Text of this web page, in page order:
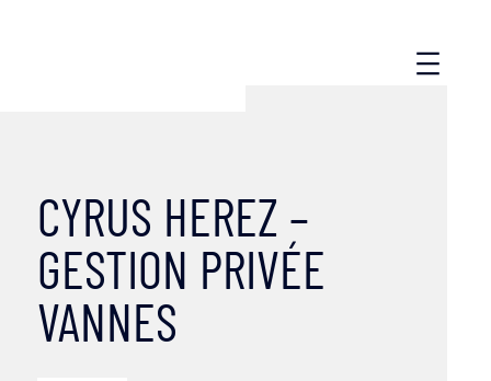
CYRUS HEREZ –
GESTION PRIVÉE
VANNES